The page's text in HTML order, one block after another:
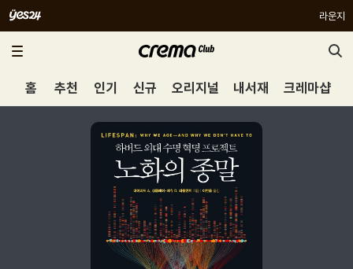
라운지
홈 추천 인기 신규 오리지널 내서재 크레마샵